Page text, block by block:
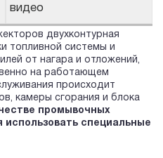
видео
двухконтурная
топливной системы и
от нагара и отложений,
на работающем
происходит
камеры сгорания и блока
промывочных
специальные